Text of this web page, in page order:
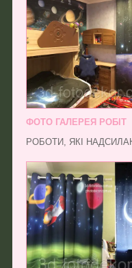
ФОТО ГАЛЕРЕЯ РОБІТ
РОБОТИ, ЯКІ